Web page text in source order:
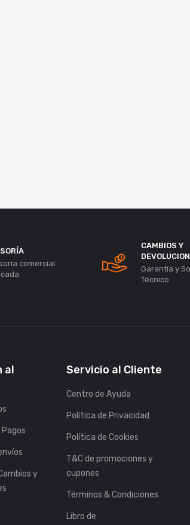
comercial
CAMBIOS Y
Garantía y
Técnico
al
y
Servicio al Cliente
Centro de Ayuda
Política de Privacidad
Política de Cookies
T&C de promociones y
cupones
Términos & Condiciones
Libro de